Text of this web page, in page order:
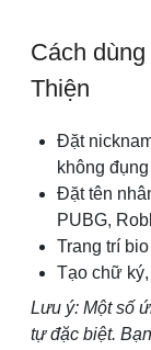
Cách
Thiện
Đặt
không
Đặt tên
PUBG,
Trang trí
Tạo chữ
Lưu ý: Một số
tự đặc biệt.